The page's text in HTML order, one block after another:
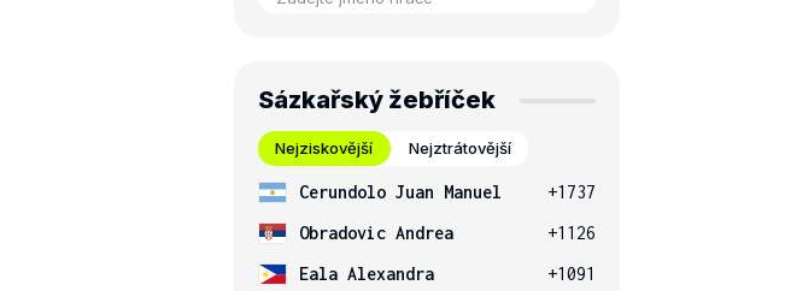
Sázkařský žebříček
Nejziskovější Nejztrátovější
Cerundolo Juan Manuel
+1737
Obradovic Andrea
+1126
Eala Alexandra
+1091